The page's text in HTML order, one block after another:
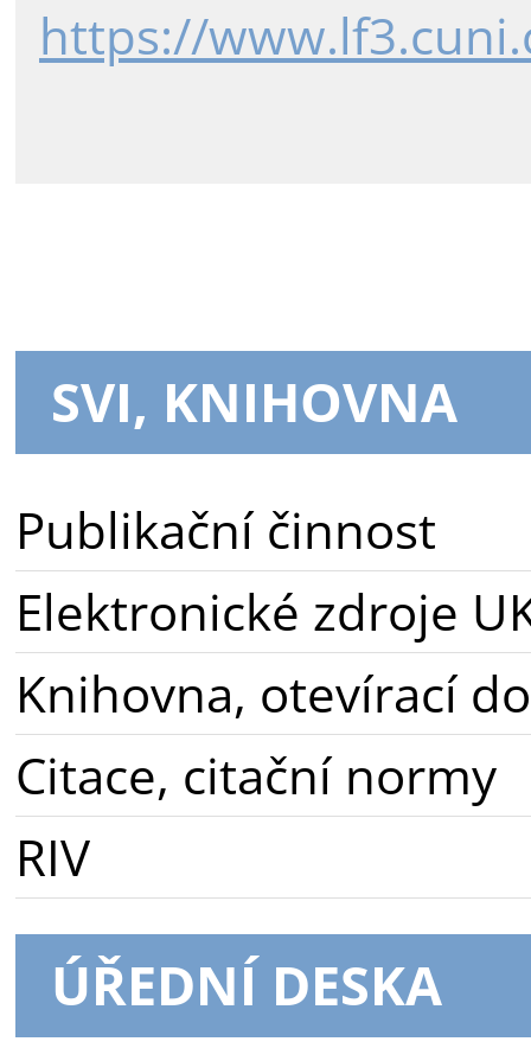
https://
SVI, KNIHOVNA
Publikační činnost
Elektronické zdroje
Knihovna, otevírací
Citace, citační normy
RIV
ÚŘEDNÍ DESKA